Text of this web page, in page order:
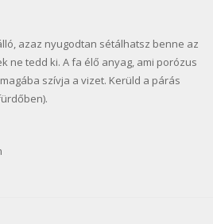
azaz nyugodtan sétálhatsz benne az
ne tedd ki. A fa élő anyag, ami porózus
szívja a vizet. Kerüld a párás